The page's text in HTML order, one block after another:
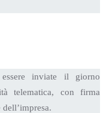
inviate il giorno
telematica, con firma